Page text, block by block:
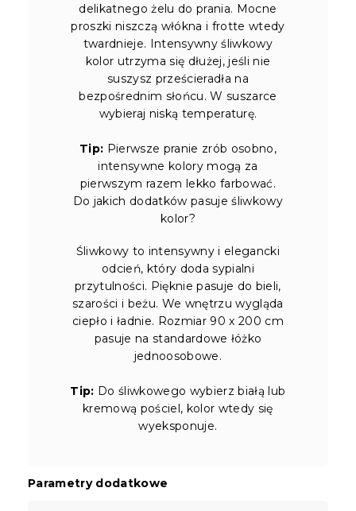
delikatnego żelu do prania. Mocne
proszki niszczą włókna i frotte wtedy
twardnieje. Intensywny śliwkowy
kolor utrzyma się dłużej, jeśli nie
suszysz prześcieradła na
bezpośrednim słońcu. W suszarce
wybieraj niską temperaturę.
Tip: Pierwsze pranie zrób osobno,
intensywne kolory mogą za
pierwszym razem lekko farbować.
Do jakich dodatków pasuje śliwkowy
kolor?
Śliwkowy to intensywny i elegancki
odcień, który doda sypialni
przytulności. Pięknie pasuje do bieli,
szarości i beżu. We wnętrzu wygląda
ciepło i ładnie. Rozmiar 90 x 200 cm
pasuje na standardowe łóżko
jednoosobowe.
Tip: Do śliwkowego wybierz białą lub
kremową pościel, kolor wtedy się
wyeksponuje.
Parametry dodatkowe